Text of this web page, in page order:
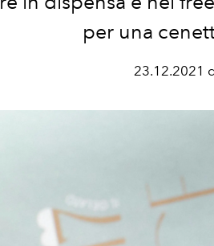
per una
23.12.2021